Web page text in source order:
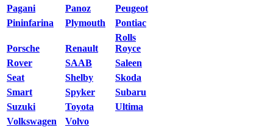
Pagani
Panoz
Peugeot
Pininfarina
Plymouth Pontiac
Porsche Renault
Rolls
Royce
Rover
SAAB
Saleen
Seat
Shelby
Skoda
Smart
Spyker
Subaru
Suzuki
Toyota
Ultima
Volkswagen
Volvo